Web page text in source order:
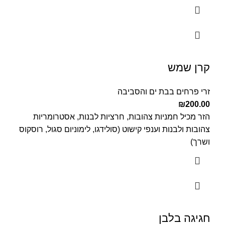
קרן שמש
זרי פרחים בבת ים והסביבה
₪200.00
הזר מכיל חמניות צהובות, חרציות לבנות, אסטרומריות
צהובות ולבנות וענפי קישוט (סולידגו, לימוניום סגול, רוסקוס
ושרך)
חגיגה בלבן